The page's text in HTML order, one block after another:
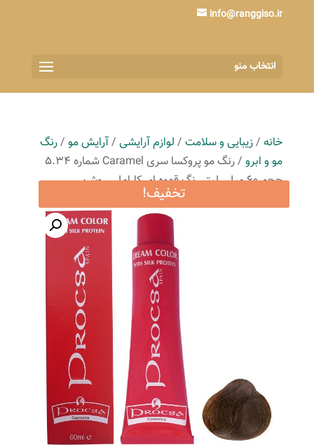
info@ranggiso.ir
انتخاب منو
خانه/زیبایی و سلامت/ لوازم آرایشی/آرایش مو/رنگ
مو و ابرو
/ رنگ مو پروکسا سری Caramel شماره 5.34
حجم 60 میلی لیتر رنگ قهوه ای کاراملی روشن
تخفیف!